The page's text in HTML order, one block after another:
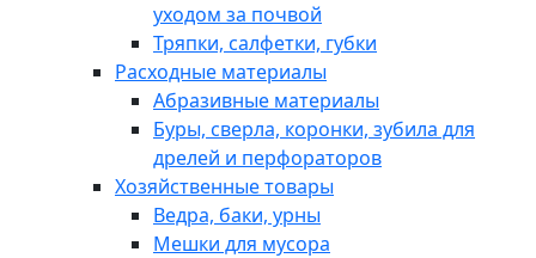
уходом за почвой
Тряпки, салфетки, губки
Расходные материалы
Абразивные материалы
Буры, сверла, коронки, зубила для
дрелей и перфораторов
Хозяйственные товары
Ведра, баки, урны
Мешки для мусора